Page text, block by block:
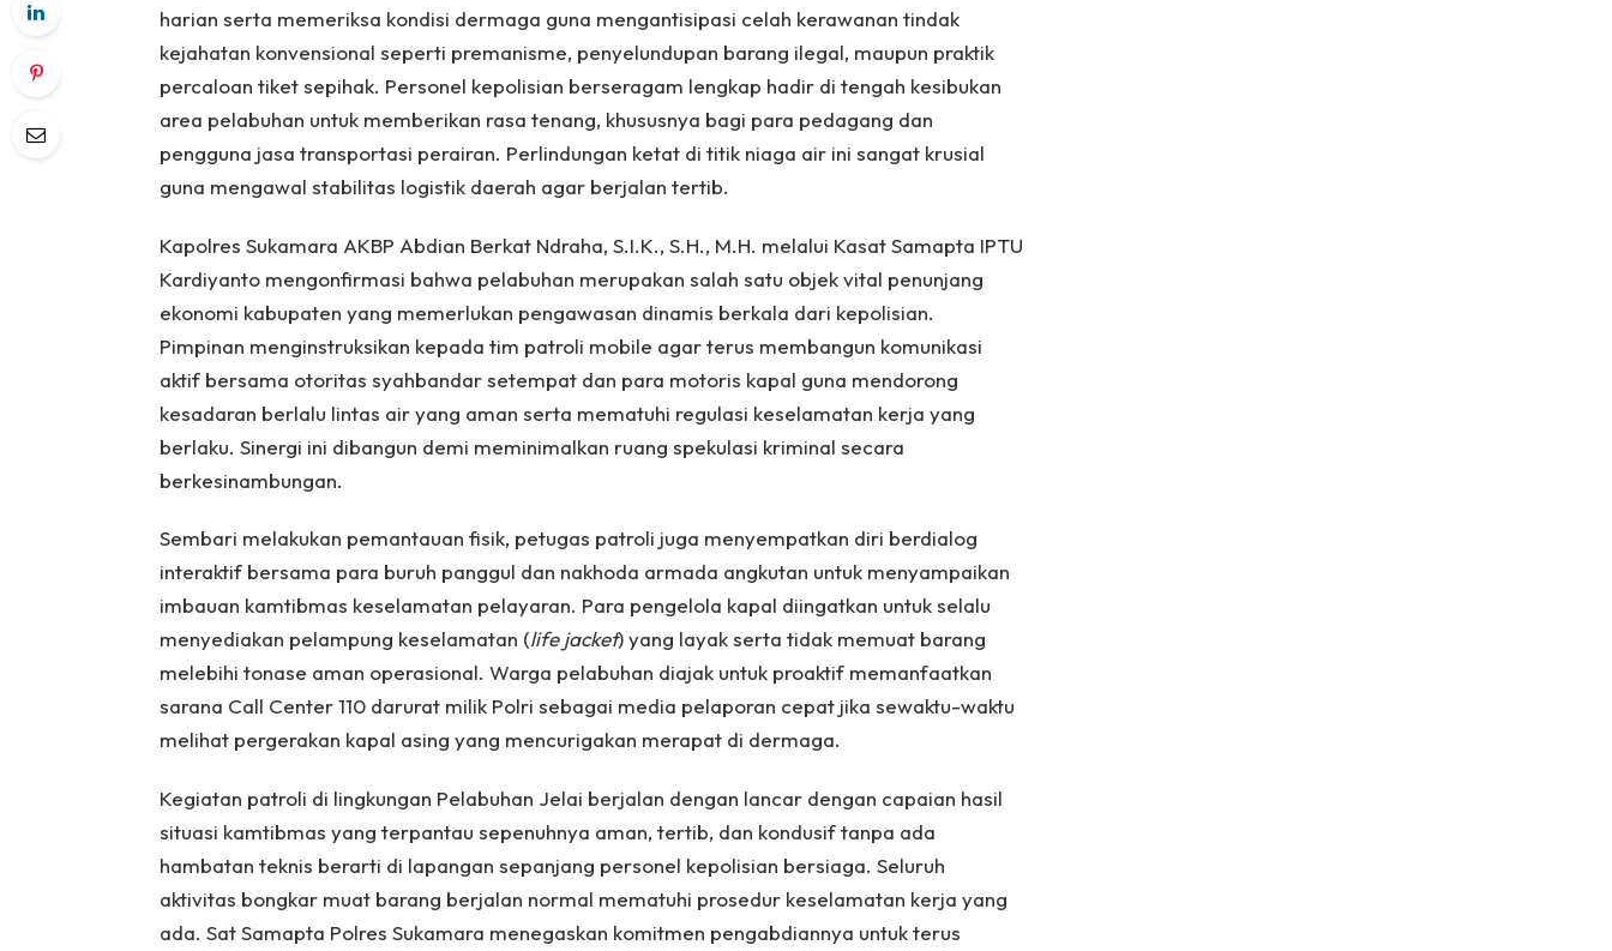
harian serta memeriksa kondisi dermaga guna mengantisipasi celah kerawanan tindak
kejahatan konvensional seperti premanisme, penyelundupan barang ilegal, maupun praktik
percaloan tiket sepihak. Personel kepolisian berseragam lengkap hadir di tengah kesibukan
area pelabuhan untuk memberikan rasa tenang, khususnya bagi para pedagang dan
pengguna jasa transportasi perairan. Perlindungan ketat di titik niaga air ini sangat krusial
guna mengawal stabilitas logistik daerah agar berjalan tertib.
Kapolres Sukamara AKBP Abdian Berkat Ndraha, S.I.K., S.H., M.H. melalui Kasat Samapta IPTU
Kardiyanto mengonfirmasi bahwa pelabuhan merupakan salah satu objek vital penunjang
ekonomi kabupaten yang memerlukan pengawasan dinamis berkala dari kepolisian.
Pimpinan menginstruksikan kepada tim patroli mobile agar terus membangun komunikasi
aktif bersama otoritas syahbandar setempat dan para motoris kapal guna mendorong
kesadaran berlalu lintas air yang aman serta mematuhi regulasi keselamatan kerja yang
berlaku. Sinergi ini dibangun demi meminimalkan ruang spekulasi kriminal secara
berkesinambungan.
Sembari melakukan pemantauan fisik, petugas patroli juga menyempatkan diri berdialog
interaktif bersama para buruh panggul dan nakhoda armada angkutan untuk menyampaikan
imbauan kamtibmas keselamatan pelayaran. Para pengelola kapal diingatkan untuk selalu
menyediakan pelampung keselamatan (life jacket) yang layak serta tidak memuat barang
melebihi tonase aman operasional. Warga pelabuhan diajak untuk proaktif memanfaatkan
sarana Call Center 110 darurat milik Polri sebagai media pelaporan cepat jika sewaktu-waktu
melihat pergerakan kapal asing yang mencurigakan merapat di dermaga.
Kegiatan patroli di lingkungan Pelabuhan Jelai berjalan dengan lancar dengan capaian hasil
situasi kamtibmas yang terpantau sepenuhnya aman, tertib, dan kondusif tanpa ada
hambatan teknis berarti di lapangan sepanjang personel kepolisian bersiaga. Seluruh
aktivitas bongkar muat barang berjalan normal mematuhi prosedur keselamatan kerja yang
ada. Sat Samapta Polres Sukamara menegaskan komitmen pengabdiannya untuk terus